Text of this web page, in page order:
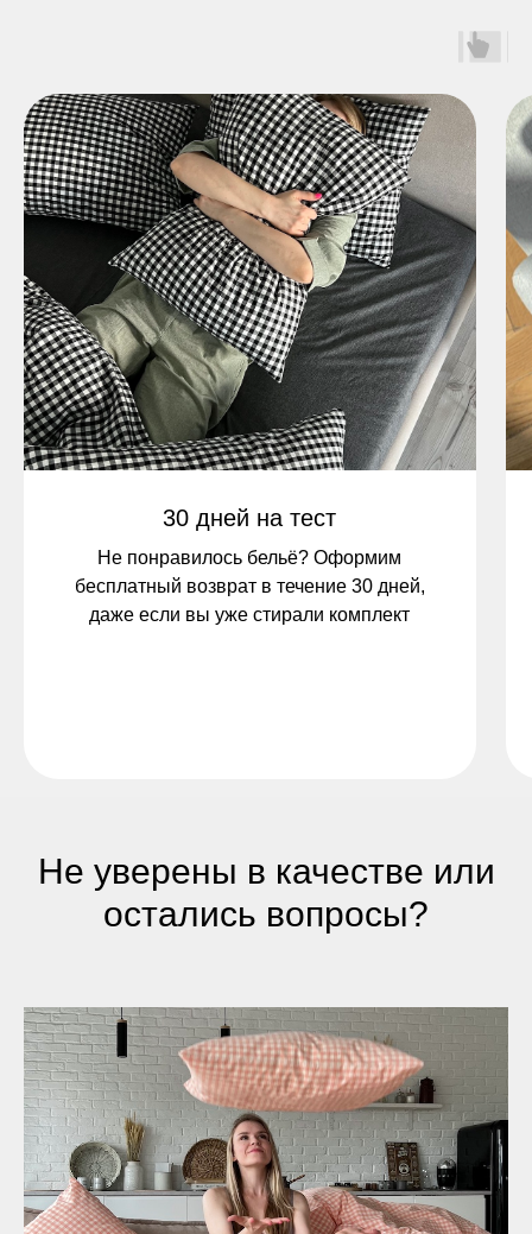
30 дней на тест
Не понравилось бельё? Оформим
бесплатный возврат в течение 30 дней,
даже если вы уже стирали комплект
Не уверены в качестве или
остались вопросы?